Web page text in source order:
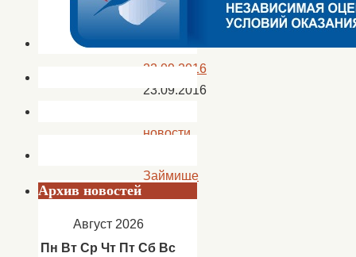
мечты»
22.09.2016
23.09.2016
новости
Займище
В
Архив новостей
Август 2026
Пн Вт Ср Чт Пт Сб Вс